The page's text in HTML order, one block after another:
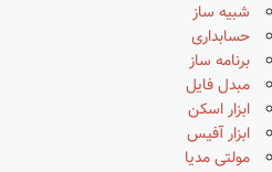
شبیه ساز
حسابداری
برنامه ساز
مبدل فایل
ابزار اسکن
ابزار آفیس
مولتی مدیا